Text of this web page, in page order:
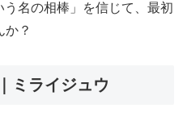
名の相棒」を信じて、最初
か？
ミライジュウ